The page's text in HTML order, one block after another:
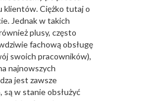
klientów. Ciężko tutaj o
Jednak w takich
plusy, często
fachową obsługę
swoich pracowników),
najnowszych
jest zawsze
w stanie obsłużyć